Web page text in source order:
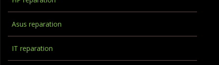
Asus reparation
IT reparation